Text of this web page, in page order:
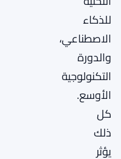
للذكاء
الاصطناعي،
والدورة
التكنولوجية
الأوسع.
كل
ذلك
يؤثر